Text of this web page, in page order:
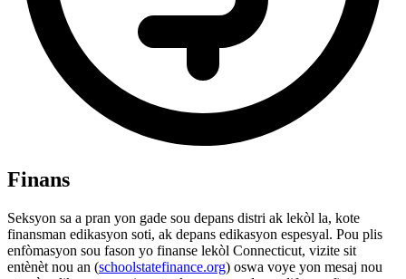
Finans
Seksyon sa a pran yon gade sou depans distri ak lekòl la, kote
finansman edikasyon soti, ak depans edikasyon espesyal. Pou plis
enfòmasyon sou fason yo finanse lekòl Connecticut, vizite sit
entènèt nou an (schoolstatefinance.org) oswa voye yon mesaj nou